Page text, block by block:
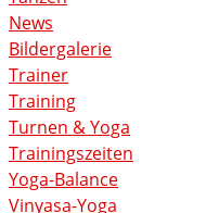
News
Bildergalerie
Trainer
Training
Turnen & Yoga
Trainingszeiten
Yoga-Balance
Vinyasa-Yoga